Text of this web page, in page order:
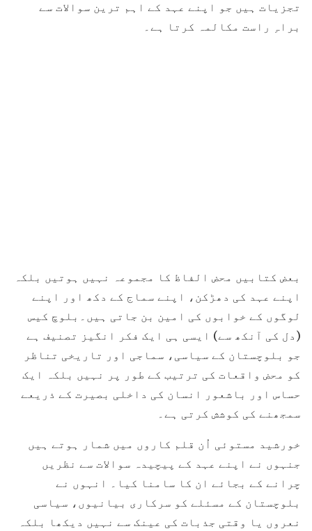
تجزیات ہیں جو اپنے عہد کے اہم ترین سوالات سے
براہِ راست مکالمہ کرتا ہے۔
بعض کتابیں محض الفاظ کا مجموعہ نہیں ہوتیں بلکہ
اپنے عہد کی دھڑکن، اپنے سماج کے دکھ اور اپنے
لوگوں کے خوابوں کی امین بن جاتی ہیں۔بلوچ کیس
(دل کی آنکھ سے) ایسی ہی ایک فکر انگیز تصنیف ہے
جو بلوچستان کے سیاسی، سماجی اور تاریخی تناظر
کو محض واقعات کی ترتیب کے طور پر نہیں بلکہ ایک
حساس اور باشعور انسان کی داخلی بصیرت کے ذریعے
سمجھنے کی کوشش کرتی ہے۔
خورشید مستوئی اُن قلم کاروں میں شمار ہوتے ہیں
جنہوں نے اپنے عہد کے پیچیدہ سوالات سے نظریں
چرانے کے بجائے ان کا سامنا کیا۔ انہوں نے
بلوچستان کے مسئلے کو سرکاری بیانیوں، سیاسی
نعروں یا وقتی جذبات کی عینک سے نہیں دیکھا بلکہ